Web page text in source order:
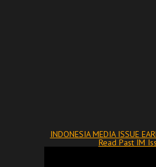
INDONESIA MEDIA ISSUE
Read Past IM